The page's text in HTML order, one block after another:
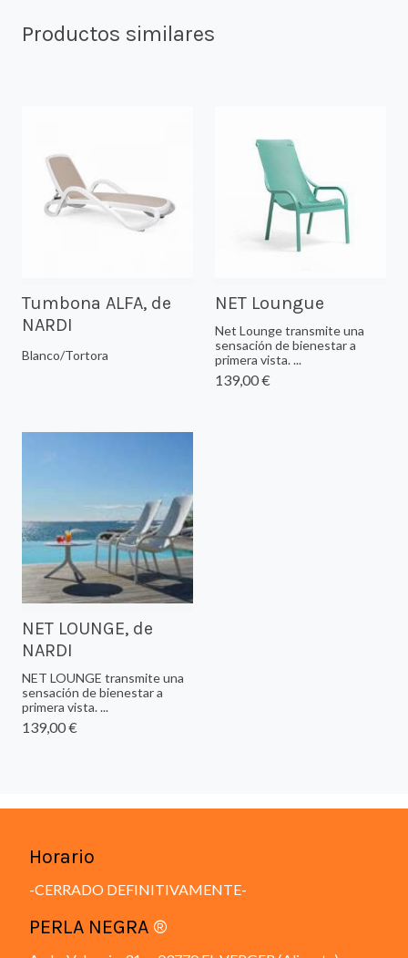
Productos similares
Tumbona ALFA, de
NARDI
Blanco/Tortora
NET Loungue
Net Lounge transmite una
sensación de bienestar a
primera vista. ...
139,00 €
NET LOUNGE, de
NARDI
NET LOUNGE transmite una
sensación de bienestar a
primera vista. ...
139,00 €
Horario
-CERRADO DEFINITIVAMENTE-
PERLA NEGRA ®